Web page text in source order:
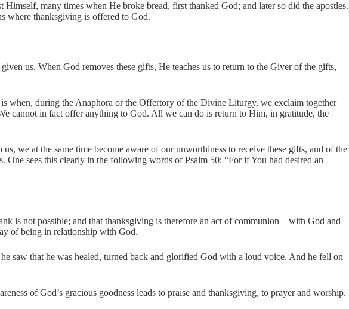
many times when He broke bread, first thanked God; and later so did the apostles.
where thanksgiving is offered to God.
us. When God removes these gifts, He teaches us to return to the Giver of the gifts,
when, during the Anaphora or the Offertory of the Divine Liturgy, we exclaim together
cannot in fact offer anything to God. All we can do is return to Him, in gratitude, the
we at the same time become aware of our unworthiness to receive these gifts, and of the
sees this clearly in the following words of Psalm 50: “For if You had desired an
is not possible; and that thanksgiving is therefore an act of communion—with God and
of being in relationship with God.
saw that he was healed, turned back and glorified God with a loud voice. And he fell on
of God’s gracious goodness leads to praise and thanksgiving, to prayer and worship.